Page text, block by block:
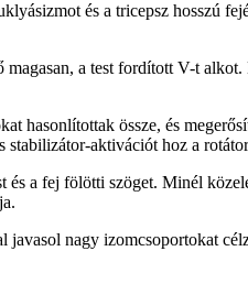
és a tricepsz hosszú
a test fordított V-t
hasonlítottak össze, és
aktivációt hoz a
és a fej fölötti szöget. Minél
javasol nagy izomcsoportokat